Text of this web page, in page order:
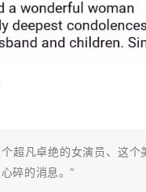
超凡卓绝的女演员、这
碎的消息。”